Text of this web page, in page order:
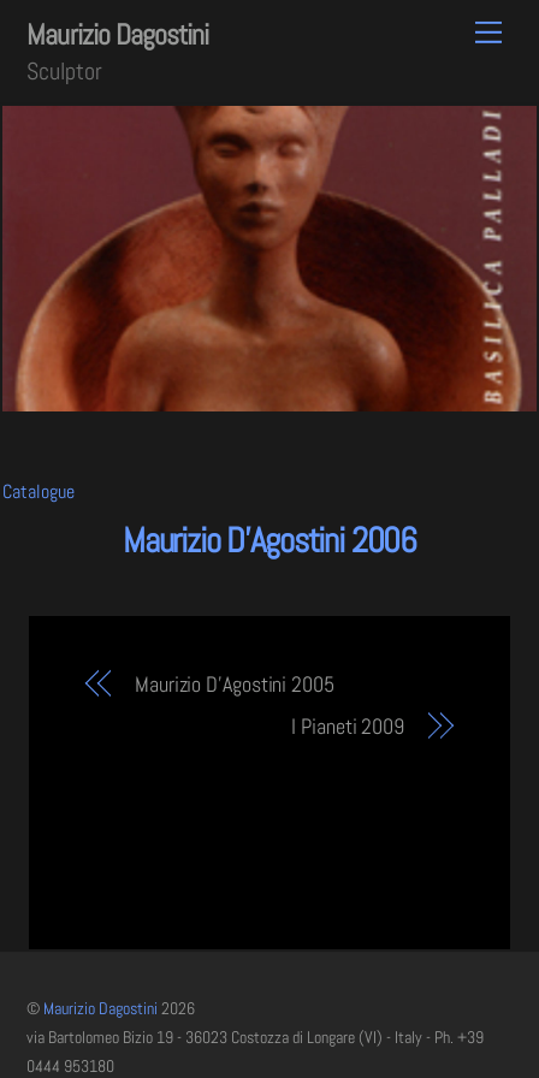
Skip
content
Maurizio Dagostini
Sculptor
Catalogue
Maurizio D’Agostini 2006
Maurizio D’Agostini 2005
I Pianeti 2009
© Maurizio Dagostini 2026
via Bartolomeo Bizio 19 - 36023 Costozza di Longare (VI) - Italy - Ph. +39
0444 953180